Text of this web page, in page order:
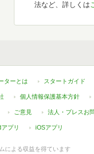
法など、詳しくは
ターとは スタートガイド
個人情報保護基本方針
ご意見 法人・プレスお
プリ iOSアプリ
による収益を得ています